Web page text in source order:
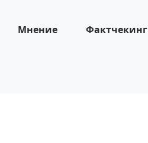
Мнение Фактчекинг